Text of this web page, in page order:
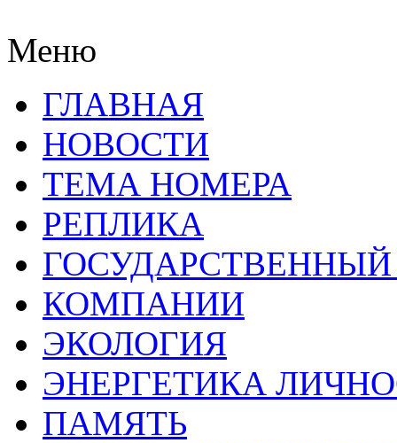
Меню
ГЛАВНАЯ
НОВОСТИ
ТЕМА НОМЕРА
РЕПЛИКА
КОМПАНИИ
ЭКОЛОГИЯ
ЭНЕРГЕТИКА
ПАМЯТЬ